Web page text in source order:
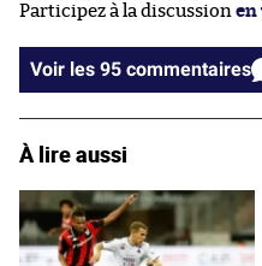
Participez à la discussion en
Voir les 95 commentaires
À lire aussi